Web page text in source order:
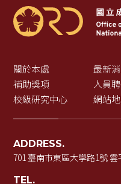
關於本處 最新
補助獎項
人員
校級研究中心
網站
ADDRESS.
701 臺南市東區大學路1號
TEL.